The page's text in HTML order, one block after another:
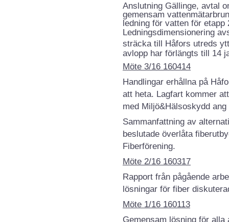
Anslutning Gällinge, avtal
gemensam
ledning för vatten för
Ledningsdimensionering
sträcka till Håfors utreds
avlopp har förlängts till 14
Möte 3/16 160414
Handlingar erhållna på
att heta. Lagfart kommer
med Miljö&Hälsoskydd
Sammanfattning av
beslutade överlåta
Fiberförening.
Möte 2/16 160317
Rapport från pågående
lösningar för fiber
Möte 1/16 160113
Gemensam lösning för